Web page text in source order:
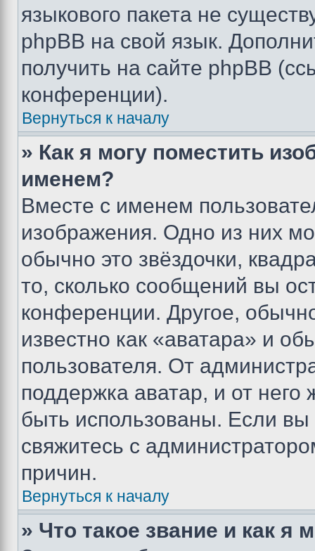
языкового пакета не
phpBB на свой язык.
получить на сайте phpBB
конференции).
Вернуться к началу
» Как я могу поместить
именем?
Вместе с именем
изображения. Одно из них
обычно это звёздочки,
то, сколько сообщений вы
конференции. Другое,
известно как «аватара» и
пользователя. От
поддержка аватар, и от него
быть использованы. Если
свяжитесь с
причин.
Вернуться к началу
» Что такое звание и как я